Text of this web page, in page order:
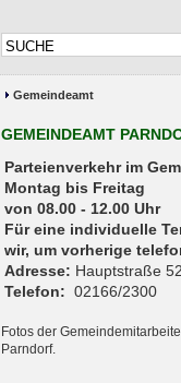
Gemeindeamt
GEMEINDEAMT
Parteienverkehr
Montag bis Freitag
von 08.00 - 12.00 Uhr
Für eine individuelle
wir, um vorherige
Adresse: Hauptstraße
Telefon: 02166/2300
Fotos der
Parndorf.